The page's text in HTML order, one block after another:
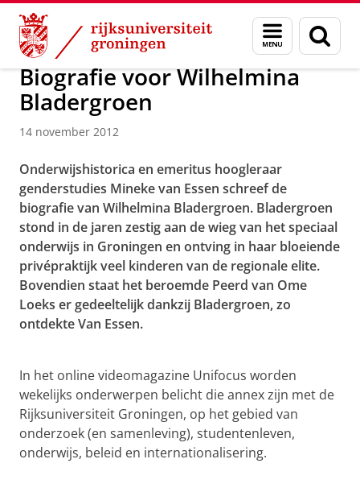
Skip
Content
Skip
Navigation
Menu
en
zoeken
Over ons
Biografie voor Wilhelmina
Bladergroen
14 november 2012
Onderwijshistorica en emeritus hoogleraar
genderstudies Mineke van Essen schreef de
biografie van Wilhelmina Bladergroen. Bladergroen
stond in de jaren zestig aan de wieg van het speciaal
onderwijs in Groningen en ontving in haar bloeiende
privépraktijk veel kinderen van de regionale elite.
Bovendien staat het beroemde Peerd van Ome
Loeks er gedeeltelijk dankzij Bladergroen, zo
ontdekte Van Essen.
In het online videomagazine Unifocus worden
wekelijks onderwerpen belicht die annex zijn met de
Rijksuniversiteit Groningen, op het gebied van
onderzoek (en samenleving), studentenleven,
onderwijs, beleid en internationalisering.